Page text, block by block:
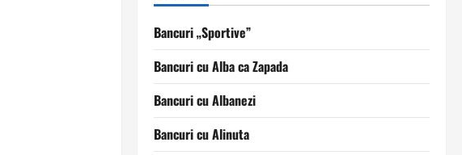
Bancuri „Sportive”
Bancuri cu Alba ca Zapada
Bancuri cu Albanezi
Bancuri cu Alinuta